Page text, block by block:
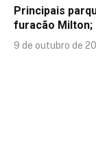
Principais
furacão Milton;
9 de outubro de